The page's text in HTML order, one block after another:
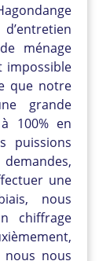
ménage
impossible
que notre
grande
100% en
puissions
une
nous
chiffrage
nous nous